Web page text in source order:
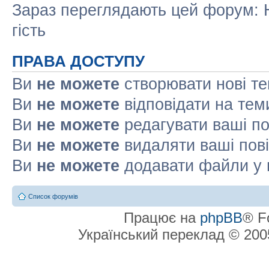
Зараз переглядають цей форум:
гість
ПРАВА ДОСТУПУ
Ви не можете створювати нові
Ви не можете відповідати на
Ви не можете редагувати ваші
Ви не можете видаляти ваші
Ви не можете додавати файли у
Список форумів
Працює на phpBB®
Український переклад ©